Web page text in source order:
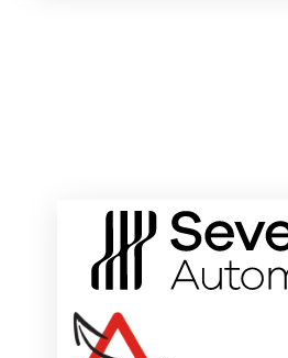
ONZE